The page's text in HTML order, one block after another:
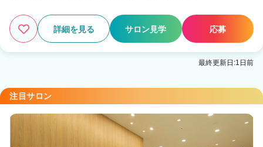
詳細を見る サロン見学 応募
最終更新日:1日前
注目サロン